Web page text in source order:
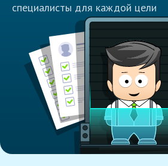
специалисты для каждой цели